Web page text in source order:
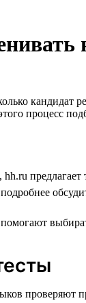
кандидат
процесс
hh.ru
проверяют